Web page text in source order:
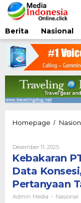
Lewati
ke
konten
Berita
Nasional
Homepage /
Desember 11, 2025Oleh
Media
Kebakaran
Data
Pertanyaan
Admin Media - Nasional